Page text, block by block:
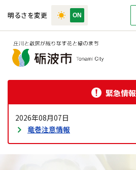
明るさを変更
緊急情報
2026年08月07日
竜巻注意情報